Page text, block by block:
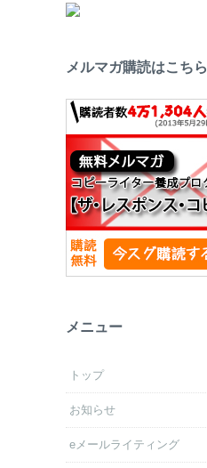
メルマガ購読はこちら
メニュー
トップ
お知らせ
eメールライティング